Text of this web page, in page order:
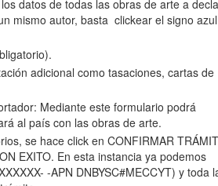
datos de todas las obras de arte a
mismo autor, basta clickear el signo azul
adicional como tasaciones, cartas de
Mediante este formulario podrá
al país con las obras de arte.
se hace click en CONFIRMAR
EXITO. En esta instancia ya podemos
-APN DNBYSC#MECCYT) y toda